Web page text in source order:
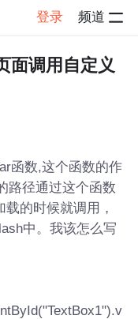
登录 频道
面调用自定义
函数,这个函数的作
路径通过这个函数
的时候就调用，
中。我该怎么写